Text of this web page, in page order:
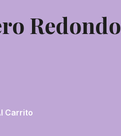
Redondo
Carrito